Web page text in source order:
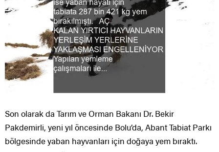
Son olarak da Tarım ve Orman Bakanı Dr. Bekir
Pakdemirli, yeni yıl öncesinde Bolu’da, Abant Tabiat Parkı
bölgesinde yaban hayvanları için doğaya yem bıraktı.